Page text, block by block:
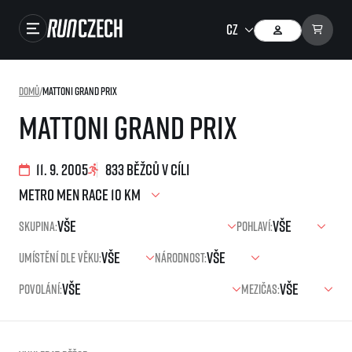
Foto & Video
RunCzech Store
Running Mall
Běžecké série
Mattoni Grand Prix
Domů/Mattoni Grand Prix
11. 9. 2005 833 běžců v cíli
Skupina:
Pohlaví:
Umístění dle věku:
Národnost:
Povolání:
Mezičas: